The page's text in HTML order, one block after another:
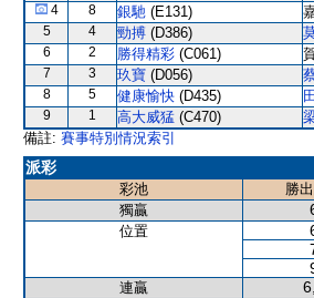
4
8 銀馳 (E131)
5
4 勁搏 (D386)
6
2 勝得精彩 (C061)
7
3 玖寶 (D056)
8
5 健康愉快 (D435)
9
1 高大威猛 (C470)
備註: 賽事特別情況索引
派彩
彩池 勝
獨贏
位置
連贏